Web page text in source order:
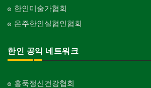
한인미술가협회
온주한인실협인협회
한인 공익 네트워크
홍푹정신건강협회